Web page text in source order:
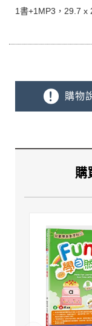
1書+1MP3，29.7 x
購物
購